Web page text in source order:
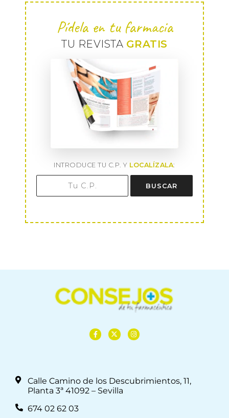
Pídela en tu farmacia
TU REVISTA GRATIS
INTRODUCE TU C.P. Y LOCALÍZALA:
BUSCAR
Calle Camino de los Descubrimientos, 11,
Planta 3ª 41092 – Sevilla
674 02 62 03